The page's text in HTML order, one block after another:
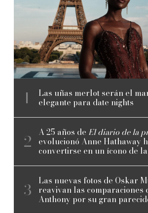
Las uñas merlot serán el
elegante para date nights
A 25 años de El diario de la
evolucionó Anne Hathaway
convertirse en un ícono de
Las nuevas fotos de Oskar
reavivan las comparaciones
Anthony por su gran